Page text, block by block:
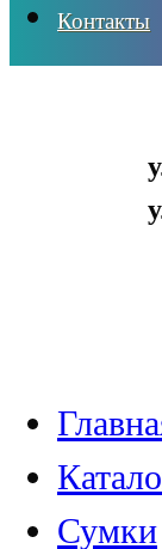
Контакты
Сумки